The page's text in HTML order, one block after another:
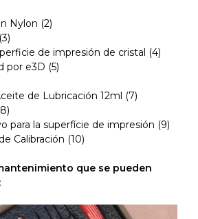
Nylon (2)
de impresión de cristal (4)
por e3D (5)
de Lubricación 12ml (7)
para la superfície de impresión (9)
Calibración (10)
que se pueden